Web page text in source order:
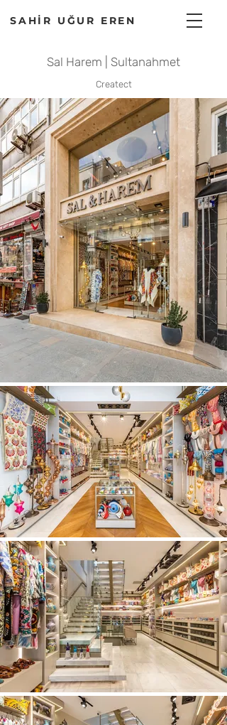
SAHİR UĞUR EREN
Sal Harem | Sultanahmet
Createct